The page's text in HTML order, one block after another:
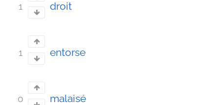
1 droit
1 entorse
0 malaisé